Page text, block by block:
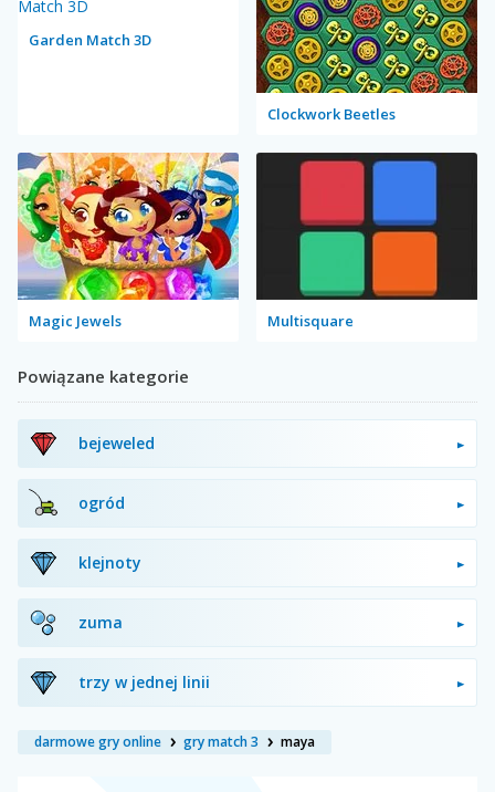
Garden Match 3D
Clockwork Beetles
Magic Jewels Multisquare
Powiązane kategorie
bejeweled
ogród
klejnoty
zuma
trzy w jednej linii
darmowe gry online gry match 3 maya